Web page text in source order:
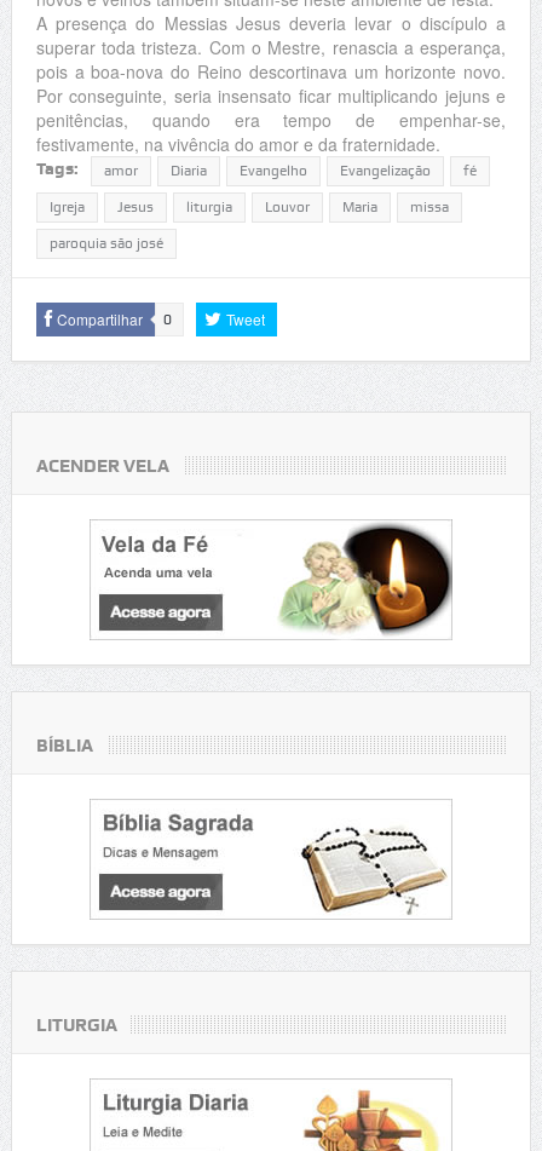
A presença do Messias Jesus deveria levar o discípulo a
superar toda tristeza. Com o Mestre, renascia a esperança,
pois a boa-nova do Reino descortinava um horizonte novo.
Por conseguinte, seria insensato ficar multiplicando jejuns e
penitências, quando era tempo de empenhar-se,
festivamente, na vivência do amor e da fraternidade.
Tags: amor Diaria Evangelho Evangelização fé
Igreja Jesus liturgia Louvor Maria missa
paroquia são josé
Compartilhar 0 Tweet
ACENDER VELA
BÍBLIA
LITURGIA